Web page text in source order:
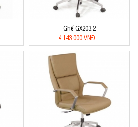
Ghế GX203.2
4.143.000 VNĐ